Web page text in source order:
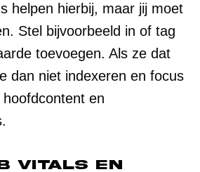
helpen hierbij, maar jij moet
Stel bijvoorbeeld in of tag
toevoegen. Als ze dat
dan niet indexeren en focus
en
Vitals en